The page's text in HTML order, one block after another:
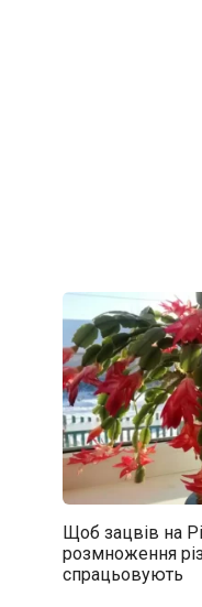
Щоб зацвів на
розмноження
спрацьовують